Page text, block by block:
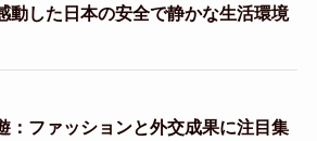
動した日本の安全で静かな生活環境
：ファッションと外交成果に注目集